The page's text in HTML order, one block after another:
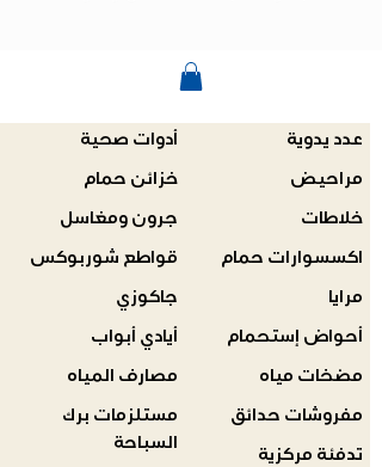
أدوات صحية
خزائن حمام
جرون ومغاسل
قواطع شوربوكس
جاكوزي
أيادي أبواب
مصارف المياه
مستلزمات برك
السباحة
عدد يدوية
مراحيض
خلاطات
اكسسوارات حمام
مرايا
أحواض إستحمام
مضخات مياه
مفروشات حدائق
تدفئة مركزية